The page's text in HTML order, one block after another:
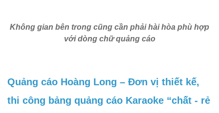
Không gian bên trong cũng cần phải hài hòa phù hợp
với dòng chữ quảng cáo
Quảng cáo Hoàng Long – Đơn vị thiết kế,
thi công bảng quảng cáo Karaoke “chất - rẻ